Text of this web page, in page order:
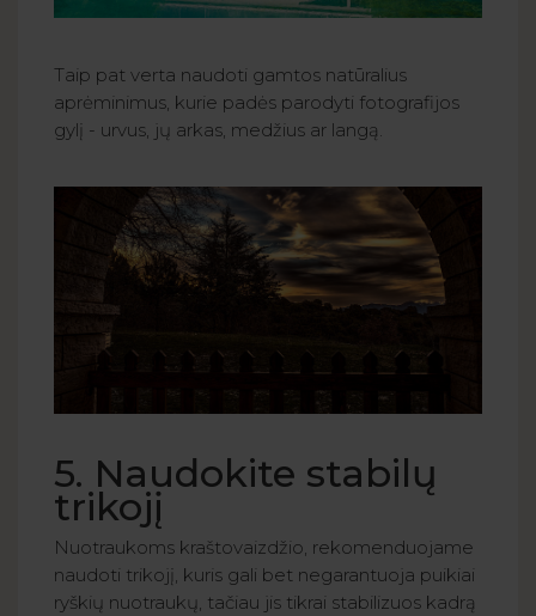
Taip pat verta naudoti gamtos natūralius
aprėminimus, kurie padės parodyti fotografijos
gylį - urvus, jų arkas, medžius ar langą.
5. Naudokite stabilų
trikojį
Nuotraukoms kraštovaizdžio, rekomenduojame
naudoti trikojį, kuris gali bet negarantuoja puikiai
ryškių nuotraukų, tačiau jis tikrai stabilizuos kadrą